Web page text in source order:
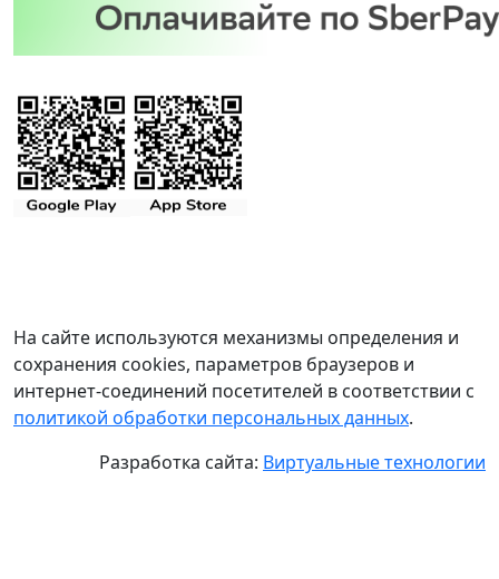
На сайте используются механизмы определения и
сохранения cookies, параметров браузеров и
интернет-соединений посетителей в соответствии с
политикой обработки персональных данных.
Разработка сайта: Виртуальные технологии